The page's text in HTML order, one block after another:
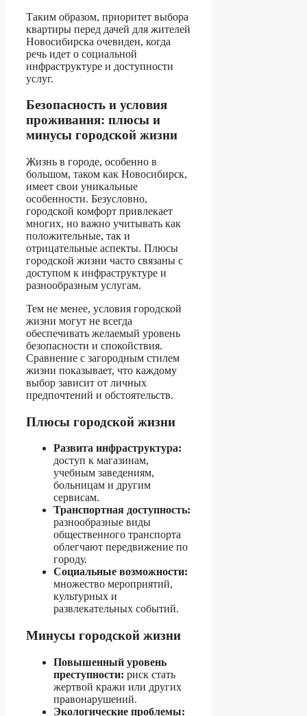
Таким образом, приоритет выбора
квартиры перед дачей для жителей
Новосибирска очевиден, когда
речь идет о социальной
инфраструктуре и доступности
услуг.
Безопасность и условия
проживания: плюсы и
минусы городской жизни
Жизнь в городе, особенно в
большом, таком как Новосибирск,
имеет свои уникальные
особенности. Безусловно,
городской комфорт привлекает
многих, но важно учитывать как
положительные, так и
отрицательные аспекты. Плюсы
городской жизни часто связаны с
доступом к инфраструктуре и
разнообразным услугам.
Тем не менее, условия городской
жизни могут не всегда
обеспечивать желаемый уровень
безопасности и спокойствия.
Сравнение с загородным стилем
жизни показывает, что каждому
выбор зависит от личных
предпочтений и обстоятельств.
Плюсы городской жизни
Развита инфраструктура:
доступ к магазинам,
учебным заведениям,
больницам и другим
сервисам.
Транспортная доступность:
разнообразные виды
общественного транспорта
облегчают передвижение по
городу.
Социальные возможности:
множество мероприятий,
культурных и
развлекательных событий.
Минусы городской жизни
Повышенный уровень
преступности: риск стать
жертвой кражи или других
правонарушений.
Экологические проблемы: